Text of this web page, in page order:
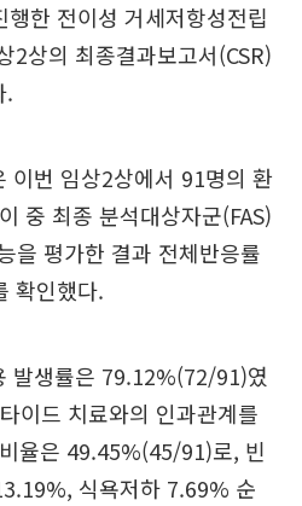
한 전이성 거세저항성전립
2상의 최종결과보고서(CSR)
.
이번 임상2상에서 91명의 환
중 최종 분석대상자군(FAS)
을 평가한 결과 전체반응률
확인했다.
발생률은 79.12%(72/91)였
이드 치료와의 인과관계를
율은 49.45%(45/91)로, 빈
식욕저하 7.69% 순